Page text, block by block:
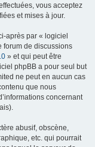
vous acceptez
et mises à jour.
après par « logiciel
forum de discussions
» et qui peut être
phpBB a pour seul but
ne peut en aucun cas
que nous
concernant
abusif, obscène,
etc. qui pourrait